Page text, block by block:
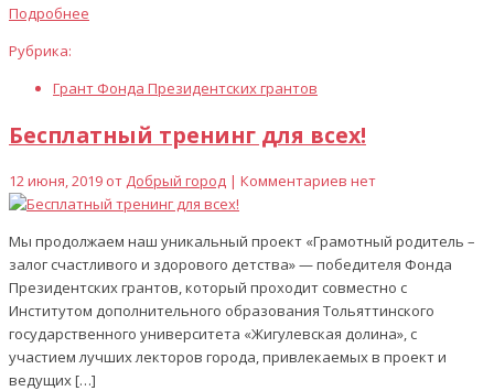
Подробнее
Рубрика:
Грант Фонда Президентских грантов
Бесплатный тренинг для всех!
12 июня, 2019 от Добрый город | Комментариев нет
Мы продолжаем наш уникальный проект «Грамотный родитель –
залог счастливого и здорового детства» — победителя Фонда
Президентских грантов, который проходит совместно с
Институтом дополнительного образования Тольяттинского
государственного университета «Жигулевская долина», с
участием лучших лекторов города, привлекаемых в проект и
ведущих […]